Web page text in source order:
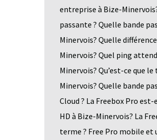
entreprise à Bize-
passante ? Quelle bande
Minervois? Quelle
Minervois? Quel ping
Minervois? Qu’est-ce que
Minervois? Quelle bande
Cloud ? La Freebox Pro
HD à Bize-Minervois? La
terme ? Free Pro mobile et